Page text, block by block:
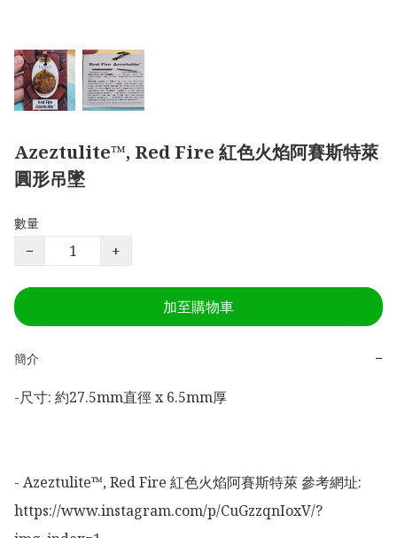
Azeztulite™, Red Fire 紅色火焰阿賽斯特萊
圓形吊墜
數量
− +
加至購物車
簡介
−
-尺寸: 約27.5mm直徑 x 6.5mm厚
- Azeztulite™, Red Fire 紅色火焰阿賽斯特萊 參考網址:
https://www.instagram.com/p/CuGzzqnIoxV/?